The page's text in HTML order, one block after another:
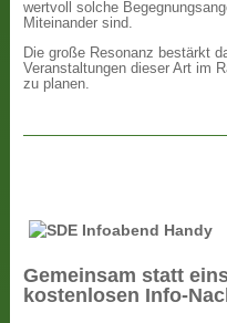
wertvoll solche
Miteinander sind.
Die große Resonanz bestärkt
Veranstaltungen dieser Art im
zu planen.
Gemeinsam statt
kostenlosen Info-